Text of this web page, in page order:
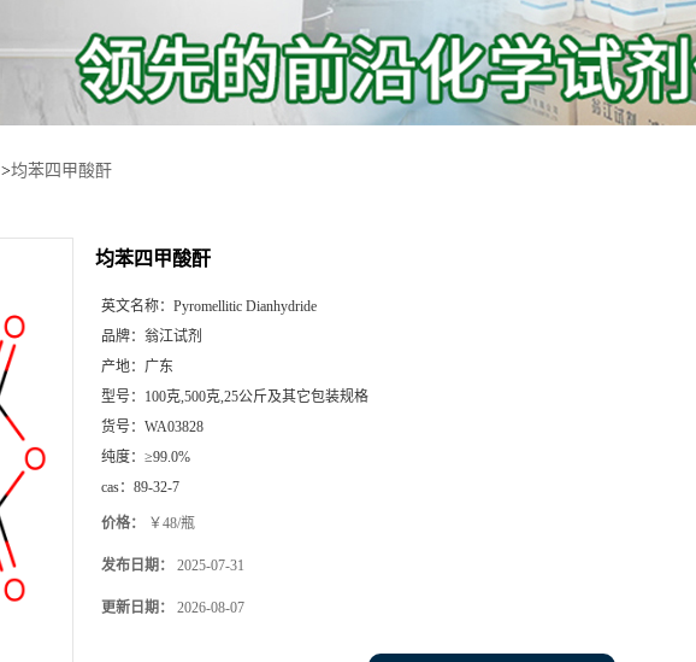
>均苯四甲酸酐
均苯四甲酸酐
英文名称： Pyromellitic Dianhydride
品牌： 翁江试剂
产地： 广东
型号： 100克,500克,25公斤及其它包装规格
货号： WA03828
纯度： ≥99.0%
cas： 89-32-7
价格： ￥48/瓶
发布日期： 2025-07-31
更新日期： 2026-08-07